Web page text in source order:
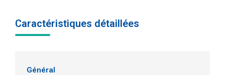
Caractéristiques détaillées
Général